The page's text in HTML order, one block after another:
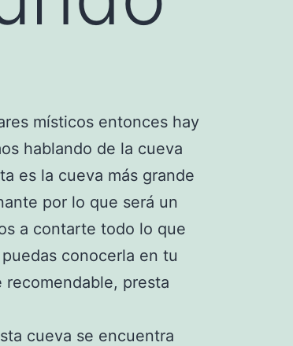
místicos entonces hay
hablando de la cueva
es la cueva más grande
por lo que será un
a contarte todo lo que
conocerla en tu
recomendable, presta
cueva se encuentra